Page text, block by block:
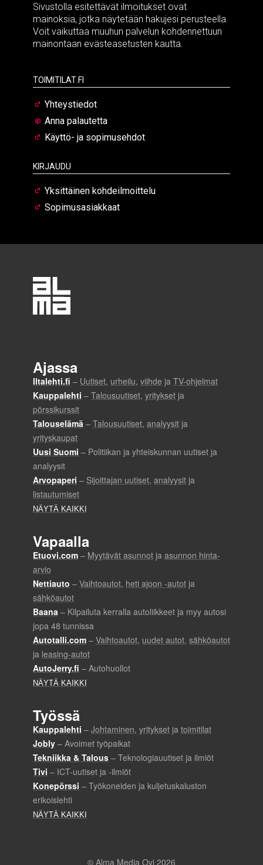
Sivustolla esitettävät ilmoitukset ovat
mainoksia, jotka näytetään hakujesi perusteella.
Voit vaikuttaa muuhun palvelun kohdennettuun
mainontaan evästeasetusten kautta.
Toimitilat.fi
Yhteystiedot
Anna palautetta
Käyttö- ja sopimusehdot
Kirjaudu
Yksittäinen kohdeilmoittelu
Sopimusasiakkaat